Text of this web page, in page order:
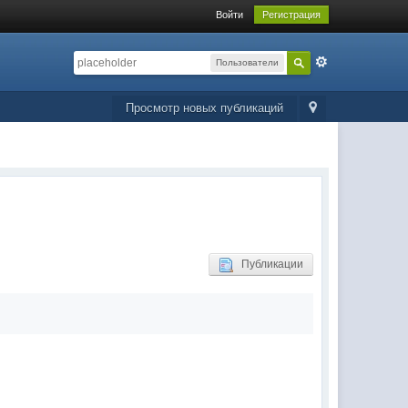
Войти Регистрация
Пользователи
Просмотр новых публикаций
Публикации